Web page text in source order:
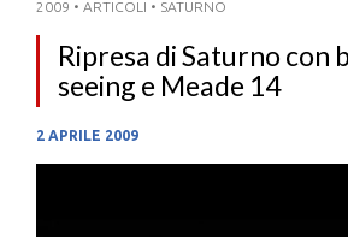
2009 • ARTICOLI • SATURNO
Ripresa di Saturno con
seeing e Meade 14
2 APRILE 2009